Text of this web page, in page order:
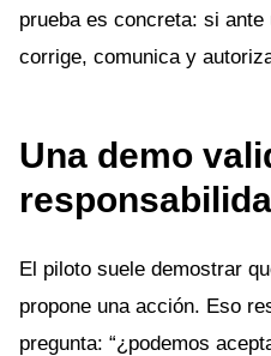
prueba es concreta: si
corrige, comunica y
Una demo
El piloto suele demostrar
propone una acción. Eso
pregunta: “¿podemos